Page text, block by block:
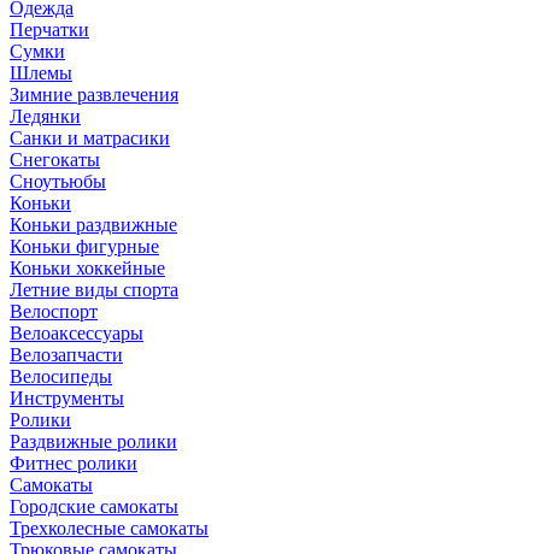
Одежда
Перчатки
Сумки
Шлемы
Зимние развлечения
Ледянки
Санки и матрасики
Снегокаты
Сноутьюбы
Коньки
Коньки раздвижные
Коньки фигурные
Коньки хоккейные
Летние виды спорта
Велоспорт
Велоаксессуары
Велозапчасти
Велосипеды
Инструменты
Ролики
Раздвижные ролики
Фитнес ролики
Самокаты
Городские самокаты
Трехколесные самокаты
Трюковые самокаты